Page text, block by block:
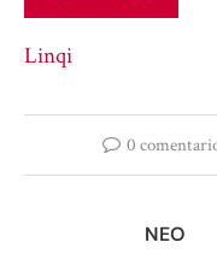
Linqi
0
NEO